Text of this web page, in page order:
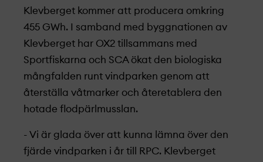
Klevberget kommer att producera omkring
455 GWh. I samband med byggnationen av
Klevberget har OX2 tillsammans med
Sportfiskarna och SCA ökat den biologiska
mångfalden runt vindparken genom att
återställa våtmarker och återetablera den
hotade flodpärlmusslan.
- Vi är glada över att kunna lämna över den
fjärde vindparken i år till RPC. Klevberget